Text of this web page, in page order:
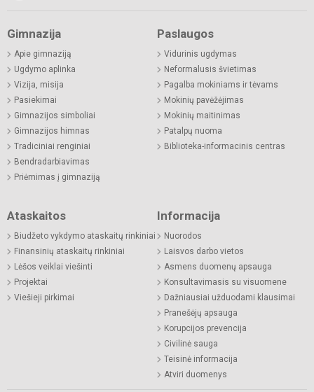
Gimnazija
Apie gimnaziją
Ugdymo aplinka
Vizija, misija
Pasiekimai
Gimnazijos simboliai
Gimnazijos himnas
Tradiciniai renginiai
Bendradarbiavimas
Priėmimas į gimnaziją
Paslaugos
Vidurinis ugdymas
Neformalusis švietimas
Pagalba mokiniams ir tėvams
Mokinių pavėžėjimas
Mokinių maitinimas
Patalpų nuoma
Biblioteka-informacinis centras
Ataskaitos
Biudžeto vykdymo ataskaitų rinkiniai
Finansinių ataskaitų rinkiniai
Lėšos veiklai viešinti
Projektai
Viešieji pirkimai
Informacija
Nuorodos
Laisvos darbo vietos
Asmens duomenų apsauga
Konsultavimasis su visuomene
Dažniausiai užduodami klausimai
Pranešėjų apsauga
Korupcijos prevencija
Civilinė sauga
Teisinė informacija
Atviri duomenys